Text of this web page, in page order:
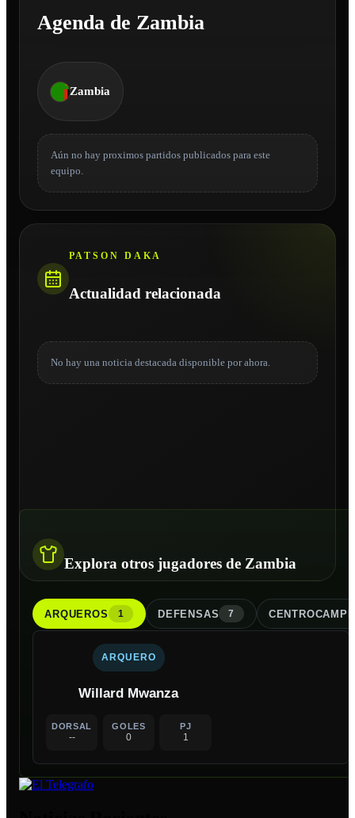
Agenda de Zambia
Zambia
Aún no hay proximos partidos publicados para este
equipo.
PATSON DAKA
Actualidad relacionada
No hay una noticia destacada disponible por ahora.
Explora otros jugadores de Zambia
ARQUEROS 1 DEFENSAS 7
ARQUERO
Willard Mwanza
DORSAL
--
GOLES
0
PJ
1